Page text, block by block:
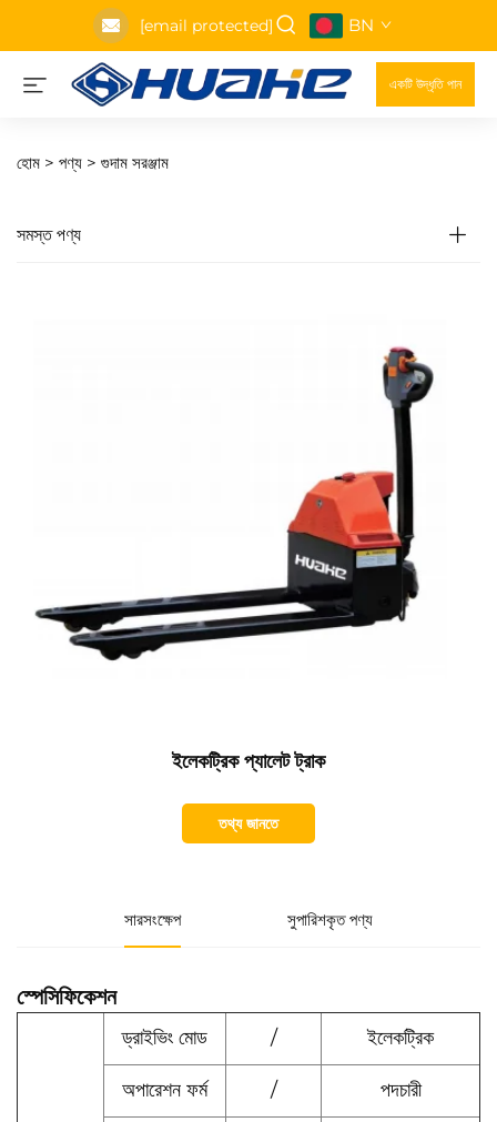
[email protected] BN
একটি উদ্ধৃতি পান
হোম > পণ্য > গুদাম সরঞ্জাম
সমস্ত পণ্য
ইলেকট্রিক প্যালেট ট্রাক
তথ্য জানতে
সারসংক্ষেপ সুপারিশকৃত পণ্য
স্পেসিফিকেশন
ড্রাইভিং মোড / ইলেকট্রিক
অপারেশন ফর্ম / পদচারী